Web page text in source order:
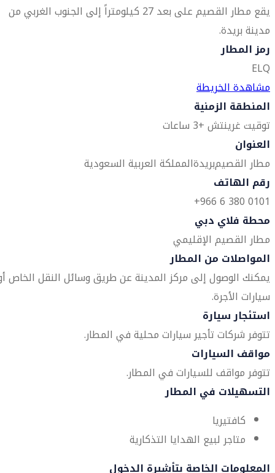
يقع مطار القصيم على بعد 27 كيلومتراً إلى الجنوب الغربي من
مدينة بريدة.
رمز المطار
ELQ
مشاهدة الخريطة
المنطقة الزمنية
توقيت غرينتش +3 ساعات
العنوان
مطار القصيمبريدةالمملكة العربية السعودية
رقم الهاتف
0101 380 6 966+
محطة فلاي دبي
مطار القصيم الإقليمي
المواصلات من المطار
يمكنك الوصول إلى مركز المدينة عن طريق وسائل النقل الخاص
سيارات الأجرة.
استئجار سيارة
تتوفر شركات تأجير سيارات محلية في المطار.
مواقف السيارات
تتوفر مواقف للسيارات في المطار.
التسهيلات في المطار
كافتيريا
متاجر لبيع الهدايا التذكارية
المعلومات الخاصة بتأشيرة الدخول